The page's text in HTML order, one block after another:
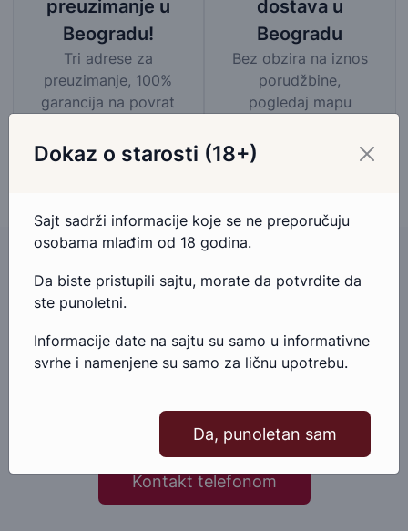
preuzimanje u
Beogradu!
Tri adrese za
preuzimanje, 100%
garancija na povrat
dostava u
Beogradu
Bez obzira na iznos
porudžbine,
pogledaj mapu
Imate pitanja u vezi ovog proizvoda?
Ako imate bilo kakva pitanja ili nedoumice u vezi ovog
proizvoda, slobodno nam se obratite.
Pošaljite email
Kontakt telefonom
Dokaz o starosti (18+)
Sajt sadrži informacije koje se ne preporučuju
osobama mlađim od 18 godina.
Da biste pristupili sajtu, morate da potvrdite da
ste punoletni.
Informacije date na sajtu su samo u informativne
svrhe i namenjene su samo za ličnu upotrebu.
Da, punoletan sam